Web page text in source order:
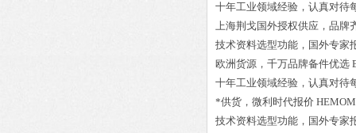
十年工业领域经验，认真对待
上海荆戈国外授权供应，品牌
技术资料选型功能，国外专家
欧洲货源，千万品牌备件优选
十年工业领域经验，认真对待
*供货，微利时代报价
技术资料选型功能，国外专家